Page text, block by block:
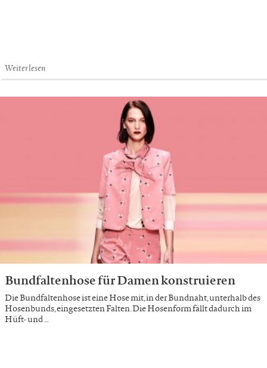
Weiterlesen
Bundfaltenhose für Damen konstruieren
Die Bundfaltenhose ist eine Hose mit, in der Bundnaht, unterhalb des
Hosenbunds, eingesetzten Falten. Die Hosenform fällt dadurch im
Hüft- und …